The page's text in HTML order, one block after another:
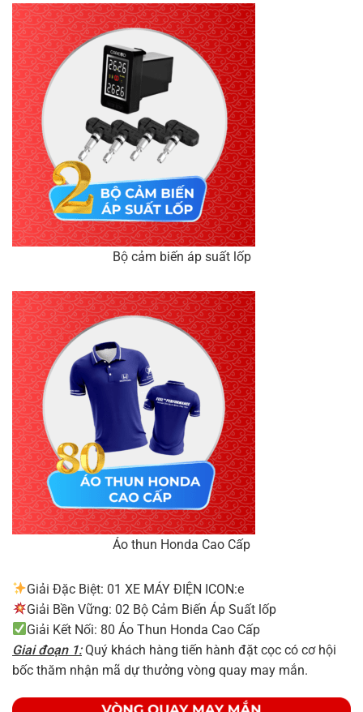
Bộ cảm biến áp suất lốp
Áo thun Honda Cao Cấp
Giải Đặc Biệt: 01 XE MÁY ĐIỆN ICON:e
Giải Bền Vững: 02 Bộ Cảm Biến Áp Suất lốp
Giải Kết Nối: 80 Áo Thun Honda Cao Cấp
Giai đoạn 1:Quý khách hàng tiến hành đặt cọc có cơ hội
bốc thăm nhận mã dự thưởng vòng quay may mắn.